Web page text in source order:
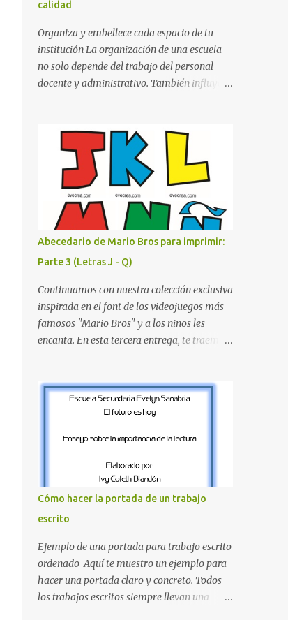
cualquier fondo. Paleta de Colores: Una
secuencia dinámica que alterna entre el rojo
de Mario, el verde de Luigi, y los tonos azul y
amarillo clásicos de los elementos del juego.
Contenido Actual: La imagen muestra la
divertido que define a toda la colección.
Primera parte del juego de letras in...
calidad
Organiza y embellece cada espacio de tu
institución La organización de una escuela
no solo depende del trabajo del personal
docente y administrativo. También influye la
una función práctica al orientar a
estudiantes, padres de familia, docentes y
visitantes, pero además aportan un toque
decorativo que hace que la institución luzca
más ordenada, moderna y acogedora.
Pensando en esta necesidad, he diseñado
una colección de letreros útiles para la
escuela con un estilo elegante, fácil de leer y
listo para imprimir en alta calidad. Su diseño
busca combinar funcionalidad y estética,
logrando que cualquier institución educativa
proyecte una imagen más organizada y
profesional. ¿Por qué son importantes los
quienes visitan la institución por primera
vez, encontrar la biblioteca, la dirección o un
aula específica puede resultar c...
Abecedario de Mario Bros para imprimir:
Parte 3 (Letras J - Q)
Continuamos con nuestra colección exclusiva
inspirada en el font de los videojuegos más
famosos "Mario Bros" y a los niños les
encanta. En esta tercera entrega, te traemos
que hemos incluido la letra Ñ , esencial para
todos nuestros proyectos en español. Bloque
la Q ¿Qué incluye este bloque de letras? En
imágenes individuales en alta resolución de
las siguientes letras: Letras vibrantes : La J y
la M en el clásico rojo de la gorra de Mario.
Tonos azules : La K y la Ñ , que destacan por
su diseño limpio y audaz. Colores
secundarios : La L y la Q en amarillo
brillante, junto con la N y la P en un verde
inspirado en los niveles de los juegos.
Cómo hacer la portada de un trabajo
escrito
Ejemplo de una portada para trabajo escrito
ordenado Aquí te muestro un ejemplo para
hacer una portada claro y concreto. Todos
los trabajos escritos siempre llevan una